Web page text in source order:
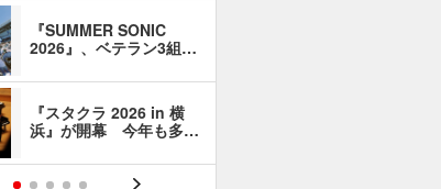
『SUMMER SONIC
2026』、ベテラン3組…
『スタクラ 2026 in 横
浜』が開幕 今年も多…